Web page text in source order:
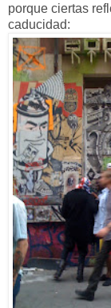
porque ciertas
caducidad: